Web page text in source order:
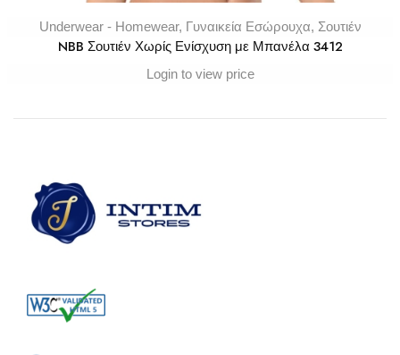
Underwear - Homewear, Γυναικεία Εσώρουχα, Σουτιέν
NBB Σουτιέν Χωρίς Ενίσχυση με Μπανέλα 3412
Login to view price